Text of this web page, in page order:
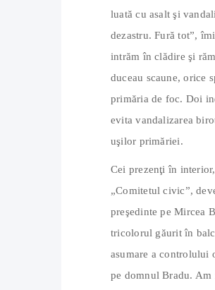
luată cu asalt şi
dezastru. Fură tot”,
intrăm în clădire şi
duceau scaune, orice
primăria de foc. Doi
evita vandalizarea
uşilor primăriei.
Cei prezenţi în
„Comitetul civic”,
preşedinte pe Mircea
tricolorul găurit în
asumare a controlului
pe domnul Bradu.